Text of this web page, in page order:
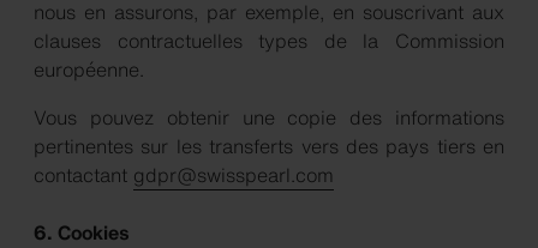
nous en assurons, par exemple, en souscrivant aux
clauses contractuelles types de la Commission
européenne.
Vous pouvez obtenir une copie des informations
pertinentes sur les transferts vers des pays tiers en
contactant gdpr@swisspearl.com
6. Cookies